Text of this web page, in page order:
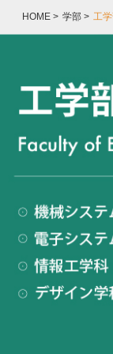
HOME > 学部 > 工